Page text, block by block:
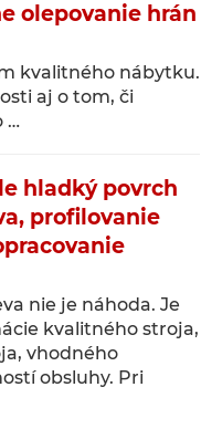
olepovanie hrán
kvalitného nábytku.
aj o tom, či
…
hladký povrch
profilovanie
nie je náhoda. Je
kvalitného stroja,
vhodného
obsluhy. Pri